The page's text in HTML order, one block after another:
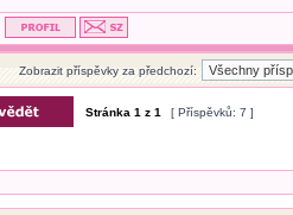
Zobrazit příspěvky za předchozí:
Stránka1 z1 [ Příspěvků: 7 ]